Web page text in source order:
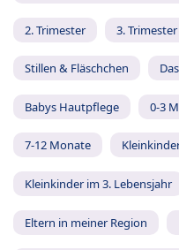
2. Trimester 3. Trimester
Stillen & Fläschchen
Babys Hautpflege 0-3
7-12 Monate
Kleinkinder im 3. Lebensjahr
Eltern in meiner Region